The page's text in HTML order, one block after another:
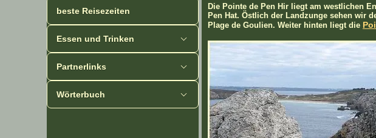
beste Reisezeiten
Essen und Trinken
Partnerlinks
Wörterbuch
Die Pointe de Pen Hir liegt am westlichen
Pen Hat. Östlich der Landzunge sehen wir
Plage de Goulien. Weiter hinten liegt die